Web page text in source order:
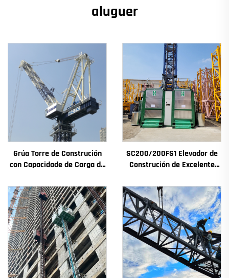
aluguer
Grúa Torre de Construción
con Capacidade de Carga de
Cambios Motor de
Engranaxes Coxinetes
Principais
SC200/200FS1 Elevador de
Construción de Excelente
de Edificios e Pozo de
Ascensor para Alxeria